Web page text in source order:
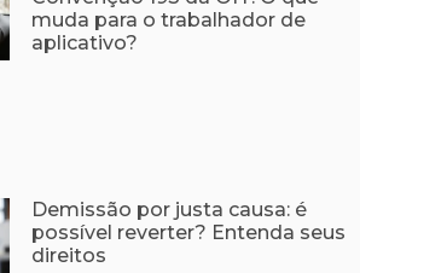
muda para o trabalhador de
aplicativo?
Demissão por justa causa: é
possível reverter? Entenda seus
direitos